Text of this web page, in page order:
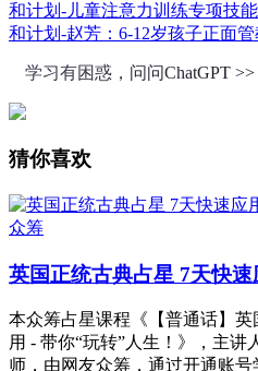
和计划-儿童注意力训练专项技
和计划-赵芳：6-12岁孩子正面管
学习有困惑，问问ChatGPT >>
猜你喜欢
众筹
英国正统古典占星 7天快速
本众筹占星课程《【普通话】
用 - 带你“玩转”人生！》，主讲
师，由网友众筹，通过开通账号